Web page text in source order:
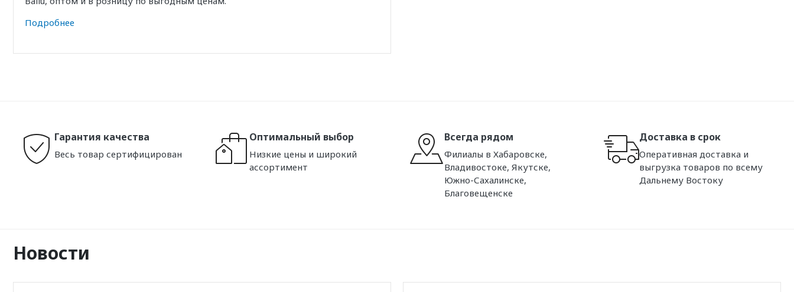
Подробнее
Гарантия качества
Весь товар сертифицирован
Оптимальный выбор
Низкие цены и широкий
ассортимент
Всегда рядом
Филиалы в Хабаровске,
Владивостоке, Якутске,
Южно-Сахалинске,
Благовещенске
Доставка в срок
Оперативная доставка и
выгрузка товаров по всему
Дальнему Востоку
Новости